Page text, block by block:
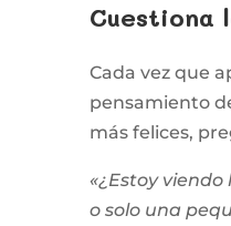
Cuestiona
Cada vez que
pensamiento
más felices,
«¿Estoy
o solo una